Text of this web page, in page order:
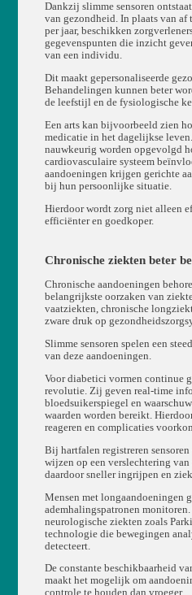
Dankzij slimme sensoren
van gezondheid. In plaats van af
per jaar, beschikken
gegevenspunten die inzicht
van een individu.
Dit maakt gepersonaliseerde
Behandelingen kunnen beter
de leefstijl en de fysiologische
Een arts kan bijvoorbeeld zien
medicatie in het dagelijkse
nauwkeurig worden opgevolgd
cardiovasculaire systeem
aandoeningen krijgen gerichte
bij hun persoonlijke situatie.
Hierdoor wordt zorg niet alleen
efficiënter en goedkoper.
Chronische ziekten beter
Chronische aandoeningen
belangrijkste oorzaken van
vaatziekten, chronische
zware druk op
Slimme sensoren spelen een
van deze aandoeningen.
Voor diabetici vormen continue
revolutie. Zij geven real-time
bloedsuikerspiegel en
waarden worden bereikt.
reageren en complicaties
Bij hartfalen registreren
wijzen op een verslechtering van
daardoor sneller ingrijpen en
Mensen met longaandoeningen
ademhalingspatronen
neurologische ziekten zoals
technologie die bewegingen
detecteert.
De constante beschikbaarheid
maakt het mogelijk om